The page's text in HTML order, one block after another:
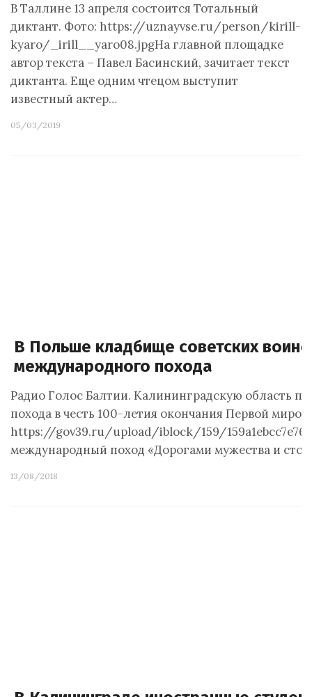
В Таллине 13 апреля состоится Тотальный
диктант. Фото: https://uznayvse.ru/person/kirill-
kyaro/_irill__yaro08.jpgНа главной площадке
автор текста – Павел Басинский, зачитает текст
диктанта. Еще одним чтецом выступит
известный актер…
05/03/2019
В Польше кладбище советских
международного похода
Радио Голос Балтии. Калининградскую область
похода в честь 100-летия окончания Первой
https://gov39.ru/upload/iblock/159/
международный поход «Дорогами мужества и
13/08/2018